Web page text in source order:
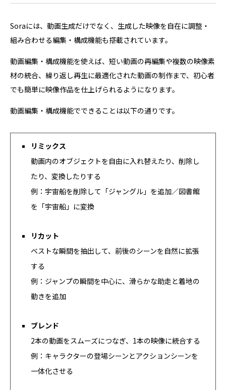
Soraには、動画生成だけでなく、生成した映像を自在に調整・
組み合わせる編集・構成機能も搭載されています。
動画編集・構成機能を使えば、短い動画の再編集や複数の映像素
材の統合、繰り返し再生に最適化された動画の制作まで、初心者
でも簡単に映像作品を仕上げられるようになります。
動画編集・構成機能でできることは以下の通りです。
リミックス
動画内のオブジェクトを自由に入れ替えたり、削除し
たり、変換したりする
例：宇宙船を削除して「ジャングル」を追加／図書館
を「宇宙船」に変換
リカット
ベストな瞬間を抽出して、前後のシーンを自然に拡張
する
例：ジャンプの瞬間を中心に、滑らかな助走と着地の
動きを追加
ブレンド
2本の動画をスムーズにつなぎ、1本の映像に統合する
例：キャラクターの登場シーンとアクションシーンを
一体化させる